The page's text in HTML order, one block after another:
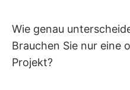
Wie genau
Brauchen Sie nur eine
Projekt?